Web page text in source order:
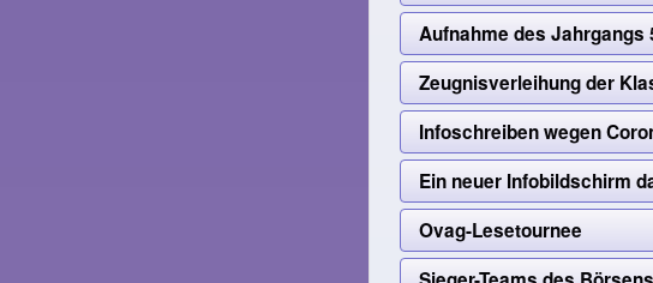
Aufnahme des Jahrgangs
Zeugnisverleihung der
Infoschreiben wegen
Ein neuer Infobildschirm
Ovag-Lesetournee